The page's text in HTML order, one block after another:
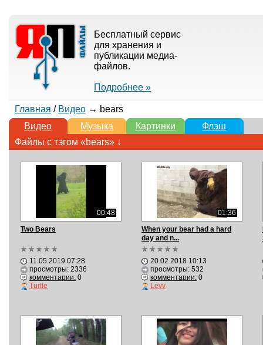
Бесплатный сервис
для хранения и
публикации медиа-
файлов.
Подробнее »
Главная / Видео→ bears
Видео
Музыка Картинки
Флэш
Файлы с тэгом «bears» ↓
00:48
Two Bears
11.05.2019 07:28
просмотры: 2336
комментарии:0
Turtle
01:36
When your bear had a hard
day and n...
20.02.2018 10:13
просмотры: 532
комментарии:0
Levv